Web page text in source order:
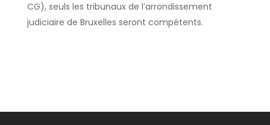
CG), seuls les tribunaux de l’arrondissement
judiciaire de Bruxelles seront compétents.